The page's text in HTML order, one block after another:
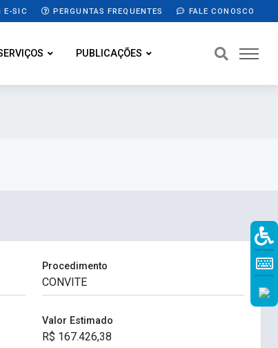
E-SIC PERGUNTAS FREQUENTES FALE CONOSCO
PUBLICAÇÕES
Procedimento
Valor Estimado